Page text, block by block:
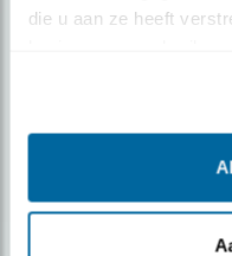
die u aan ze heeft
AANMELDEN